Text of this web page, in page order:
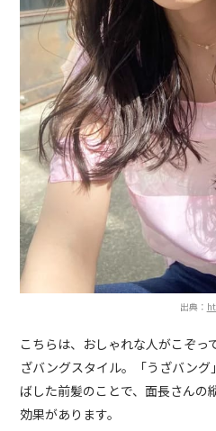
出典：
こちらは、おしゃれな人がこぞっ
ざバングスタイル。「うざバン
ばした前髪のことで、面長さんの
効果があります。